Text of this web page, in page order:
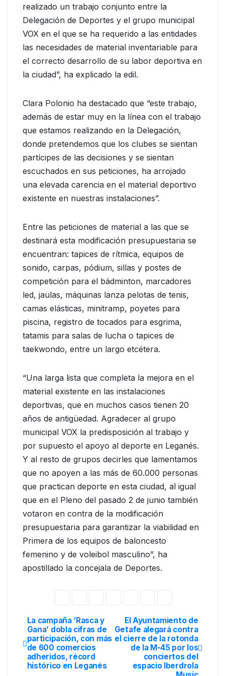
realizado un trabajo conjunto entre la
Delegación de Deportes y el grupo municipal
VOX en el que se ha requerido a las entidades
las necesidades de material inventariable para
el correcto desarrollo de su labor deportiva en
la ciudad”, ha explicado la edil.
Clara Polonio ha destacado que “este trabajo,
además de estar muy en la línea con el trabajo
que estamos realizando en la Delegación,
donde pretendemos que los clubes se sientan
partícipes de las decisiones y se sientan
escuchados en sus peticiones, ha arrojado
una elevada carencia en el material deportivo
existente en nuestras instalaciones”.
Entre las peticiones de material a las que se
destinará esta modificación presupuestaria se
encuentran: tapices de rítmica, equipos de
sonido, carpas, pódium, sillas y postes de
competición para el bádminton, marcadores
led, jaulas, máquinas lanza pelotas de tenis,
camas elásticas, minitramp, poyetes para
piscina, registro de tocados para esgrima,
tatamis para salas de lucha o tapices de
taekwondo, entre un largo etcétera.
“Una larga lista que completa la mejora en el
material existente en las instalaciones
deportivas, que en muchos casos tienen 20
años de antigüedad. Agradecer al grupo
municipal VOX la predisposición al trabajo y
por supuesto el apoyo al deporte en Leganés.
Y al resto de grupos decirles que lamentamos
que no apoyen a las más de 60.000 personas
que practican deporte en esta ciudad, al igual
que en el Pleno del pasado 2 de junio también
votaron en contra de la modificación
presupuestaria para garantizar la viabilidad en
Primera de los equipos de baloncesto
femenino y de voleibol masculino”, ha
apostillado la concejala de Deportes.
El Ayuntamiento de
Getafe alegará contra
el cierre de la rotonda
de la M-45 por los
conciertos del
espacio Iberdrola
La campaña ‘Rasca y
Gana’ dobla cifras de
participación, con más
de 600 comercios
adheridos, récord
histórico en Leganés